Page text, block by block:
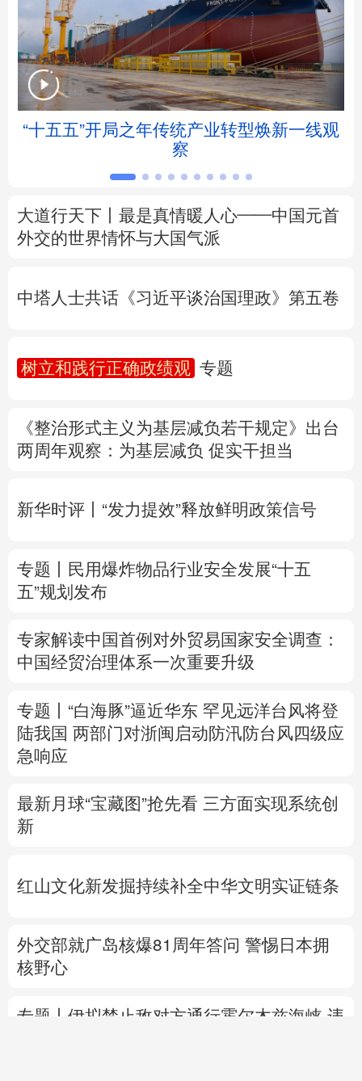
北京 天津 河北 山西
辽宁 吉林 上海 江苏
浙江 安徽 福建 江西
四川 贵州 云南
English Español Français عربى
Deutsch Português
“十五五”开局之年传统产业转型焕新一线观
察
大道行天下丨最是真情暖人心——中国元首
外交的世界情怀与大国气派
中塔人士共话《习近平谈治国理政》第五卷
树立和践行正确政绩观 专题
《整治形式主义为基层减负若干规定》出台
两周年观察 ：为基层减负 促实干担当
新华时评丨“发力提效”释放鲜明政策信号
专题丨
民用爆炸物品行业安全发展“十五
五”规划发布
专家解读中国首例对外贸易国家安全调查：
中国经贸治理体系一次重要升级
专题丨 “白海豚”逼近华东 罕见远洋台风将登
陆我国 两部门对浙闽启动防汛防台风四级应
急响应
最新月球“宝藏图”抢先看 三方面实现系统创
新
红山文化新发掘持续补全中华文明实证链条
外交部就广岛核爆81周年答问 警惕日本拥
核野心
专题丨 伊拟禁止敌对方通行霍尔木兹海峡 违